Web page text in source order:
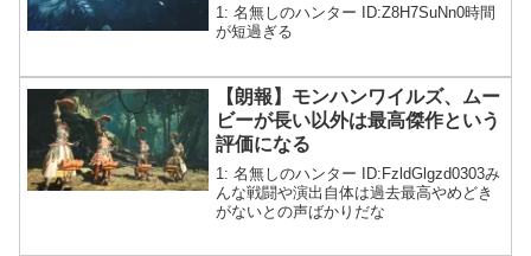
1: 名無しのハンター ID:Z8H7SuNn0時間
が短過ぎる
【朗報】モンハンワイルズ、ムー
ビーが長い以外は最高傑作という
評価になる
1: 名無しのハンター ID:FzldGlgzd0303み
んな戦闘や演出自体は過去最高やめどき
がないとの声ばかりだな